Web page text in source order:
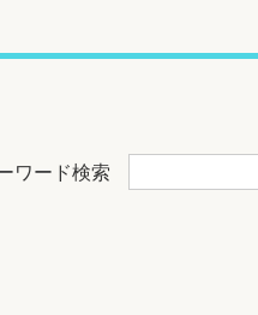
ワード検索